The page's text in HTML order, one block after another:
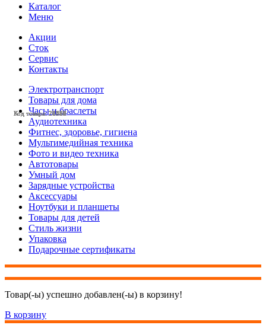
Код товара: 28472
Код товара: 28478
Код товара: 28471
Код товара: 28458
Код товара: 28358
Код товара: 28357
Код товара: 28356
Код товара: 28350
Код товара: 27566
Код товара: 27565
Код товара: 27550
Код товара: 27516
Каталог
Меню
Акции
Сток
Сервис
Контакты
Электротранспорт
Товары для дома
Часы и браслеты
Аудиотехника
Фитнес, здоровье, гигиена
Мультимедийная техника
Фото и видео техника
Автотовары
Умный дом
Зарядные устройства
Аксессуары
Ноутбуки и планшеты
Товары для детей
Стиль жизни
Упаковка
Подарочные сертификаты
Товар(-ы) успешно добавлен(-ы) в корзину!
В корзину